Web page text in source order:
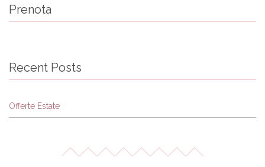
Prenota
Recent Posts
Offerte Estate